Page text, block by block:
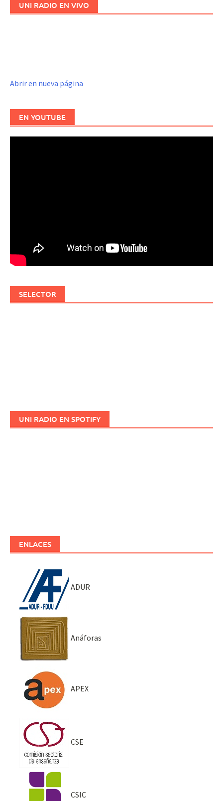
UNI RADIO EN VIVO
Abrir en nueva página
EN YOUTUBE
SELECTOR
UNI RADIO EN SPOTIFY
ENLACES
ADUR
Anáforas
APEX
CSE
CSIC